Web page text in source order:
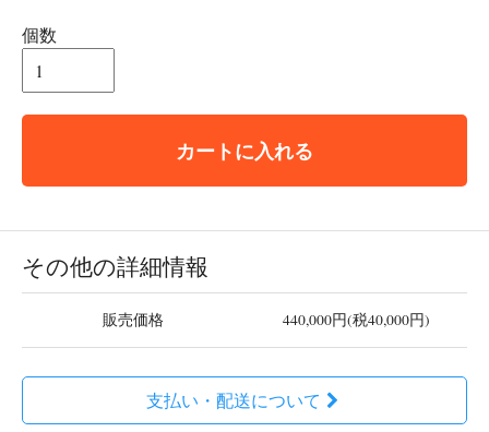
個数
カートに入れる
その他の詳細情報
販売価格 440,000円(税40,000円)
支払い・配送について